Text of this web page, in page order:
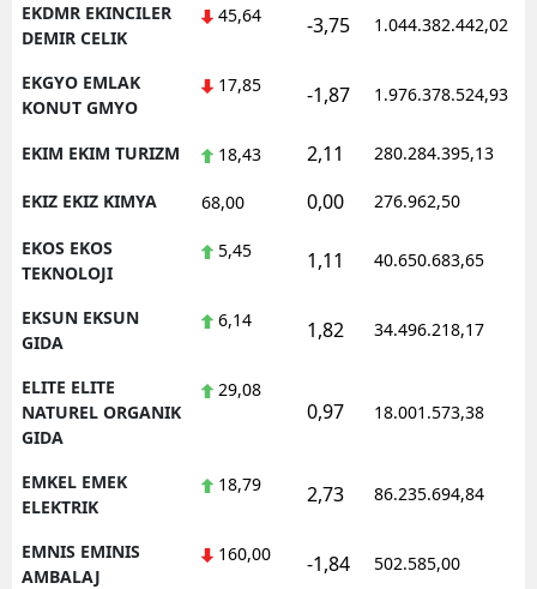
EKDMR EKINCILER
DEMIR CELIK
45,64 -3,75 1.044.382.442,02
EKGYO EMLAK
KONUT GMYO
17,85 -1,87 1.976.378.524,93
EKIM EKIM TURIZM 18,43 2,11 280.284.395,13
EKIZ EKIZ KIMYA 68,00 0,00 276.962,50
EKOS EKOS
TEKNOLOJI
5,45 1,11 40.650.683,65
EKSUN EKSUN
GIDA
6,14 1,82 34.496.218,17
ELITE ELITE
NATUREL ORGANIK
GIDA
29,08
0,97 18.001.573,38
EMKEL EMEK
ELEKTRIK
18,79 2,73 86.235.694,84
EMNIS EMINIS
AMBALAJ
160,00 -1,84 502.585,00